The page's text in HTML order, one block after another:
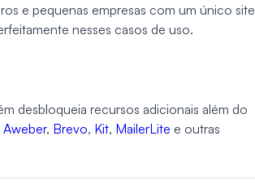
e pequenas empresas com um único site
nesses casos de uso.
desbloqueia recursos adicionais além do
Aweber, Brevo, Kit, MailerLite e outras